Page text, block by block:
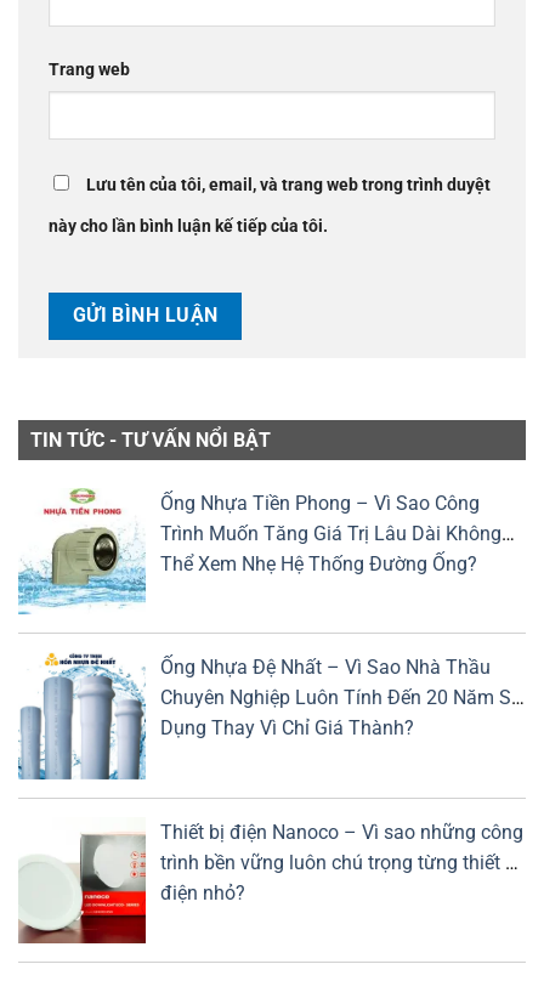
Trang web
Lưu tên của tôi, email, và trang web trong trình duyệt
này cho lần bình luận kế tiếp của tôi.
TIN TỨC - TƯ VẤN NỔI BẬT
Ống Nhựa Tiền Phong – Vì Sao Công
Trình Muốn Tăng Giá Trị Lâu Dài Không
Thể Xem Nhẹ Hệ Thống Đường Ống?
Ống Nhựa Đệ Nhất – Vì Sao Nhà Thầu
Chuyên Nghiệp Luôn Tính Đến 20 Năm Sử
Dụng Thay Vì Chỉ Giá Thành?
Thiết bị điện Nanoco – Vì sao những công
trình bền vững luôn chú trọng từng thiết bị
điện nhỏ?